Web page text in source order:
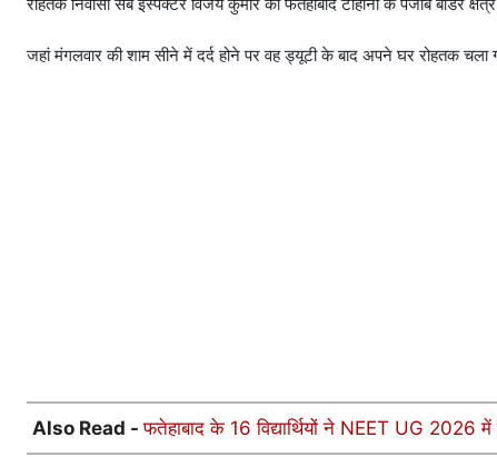
जहां मंगलवार की शाम सीने में दर्द होने पर वह ड्यूटी के बाद अपने घर रोहतक चला
Also Read -फतेहाबाद के 16 विद्यार्थियों ने NEET UG 2026 में